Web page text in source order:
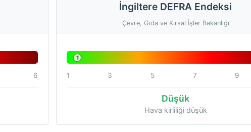
6
İngiltere DEFRA Endeksi
Çevre, Gıda ve Kırsal İşler Bakanlığı
1
1 3 5 7 9
Düşük
Hava kirliliği düşük